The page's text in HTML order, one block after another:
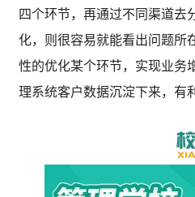
四个环节，再通过不同渠道去
化，则很容易就能看出问题所
性的优化某个环节，实现业务
理系统客户数据沉淀下来，有